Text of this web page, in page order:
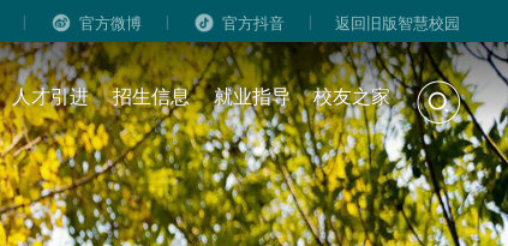
| 官方微博 | 官方抖音 | 返回旧版智慧校园
人才引进 招生信息 就业指导 校友之家